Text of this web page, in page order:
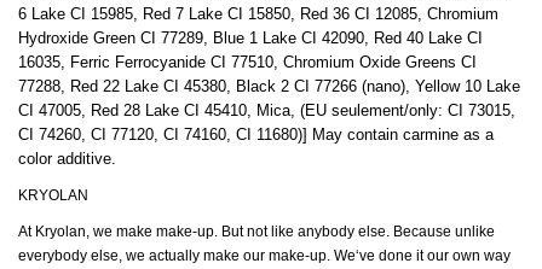
6 Lake CI 15985, Red 7 Lake CI 15850, Red 36 CI 12085, Chromium
Hydroxide Green CI 77289, Blue 1 Lake CI 42090, Red 40 Lake CI
16035, Ferric Ferrocyanide CI 77510, Chromium Oxide Greens CI
77288, Red 22 Lake CI 45380, Black 2 CI 77266 (nano), Yellow 10 Lake
CI 47005, Red 28 Lake CI 45410, Mica, (EU seulement/only: CI 73015,
CI 74260, CI 77120, CI 74160, CI 11680)] May contain carmine as a
color additive.
KRYOLAN
At Kryolan, we make make-up. But not like anybody else. Because unlike
everybody else, we actually make our make-up. We‘ve done it our own way